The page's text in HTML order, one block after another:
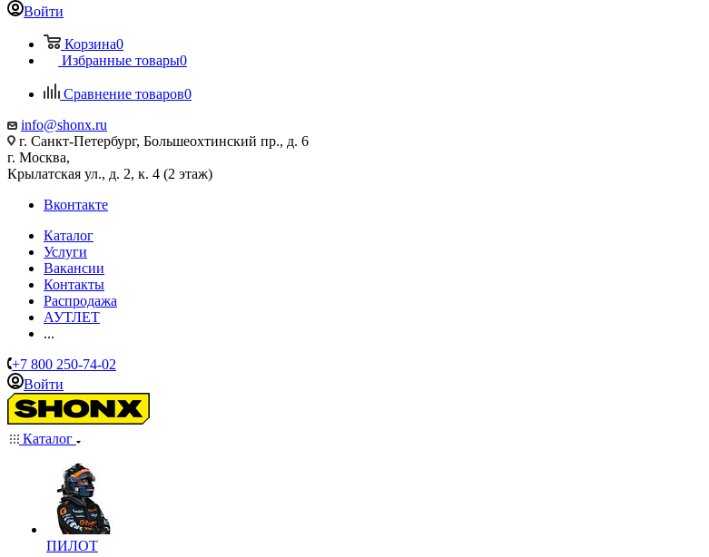
Войти
Корзина0
Избранные товары0
Сравнение товаров0
info@shonx.ru
г. Санкт-Петербург, Большеохтинский пр., д. 6
г. Москва,
Крылатская ул., д. 2, к. 4 (2 этаж)
Вконтакте
Каталог
Услуги
Вакансии
Контакты
Распродажа
АУТЛЕТ
...
+7 800 250-74-02
Войти
Каталог
ПИЛОТ